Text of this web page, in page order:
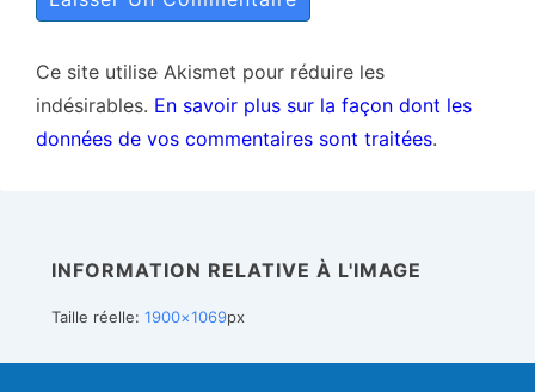
Ce site utilise Akismet pour réduire les
indésirables. En savoir plus sur la façon dont les
données de vos commentaires sont traitées.
INFORMATION RELATIVE À L'IMAGE
Taille réelle: 1900×1069px